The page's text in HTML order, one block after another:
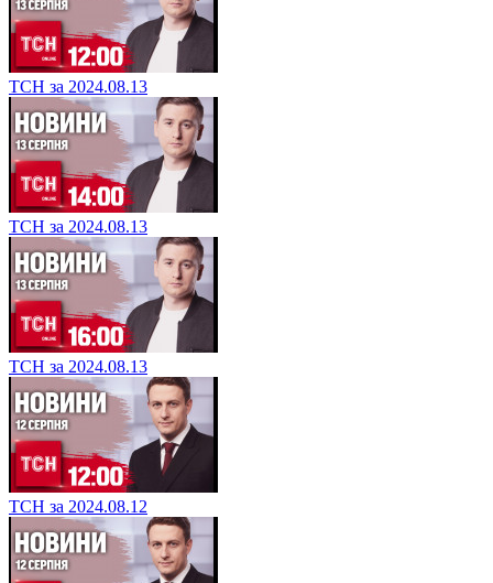
ТСН за 2024.08.13
ТСН за 2024.08.13
ТСН за 2024.08.13
ТСН за 2024.08.12